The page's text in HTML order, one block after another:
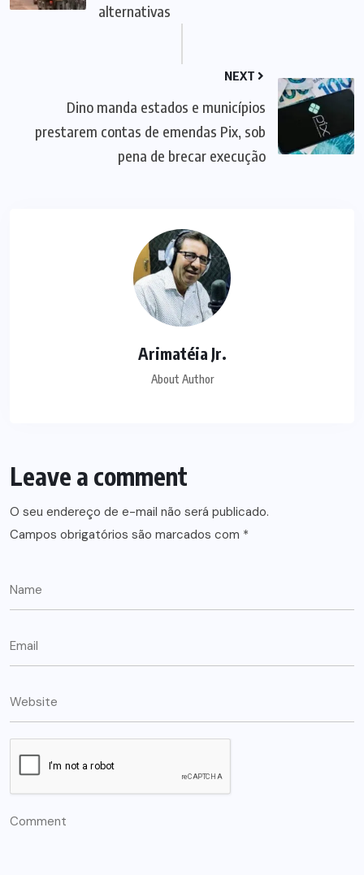
alternativas
NEXT
Dino manda estados e municípios
prestarem contas de emendas Pix, sob
pena de brecar execução
Arimatéia Jr.
About Author
Leave a comment
O seu endereço de e-mail não será publicado.
Campos obrigatórios são marcados com *